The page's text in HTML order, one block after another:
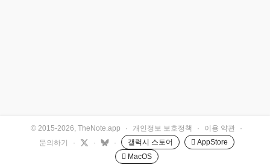
© 2015-2026, TheNote.app · 개인정보 보호정책 · 이용 약관
·
문의하기
· · · 갤럭시 스토어
 AppStore
 MacOS